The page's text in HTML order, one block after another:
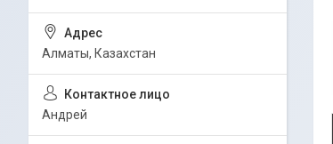
Алматы, Казахстан
Андрей